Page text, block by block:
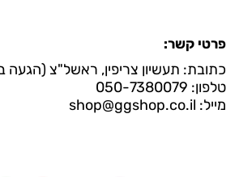
פרטי קשר:
כתובת: תעשיון צריפין, ראשל"צ
טלפון: 050-7380079
מייל: shop@ggshop.co.il